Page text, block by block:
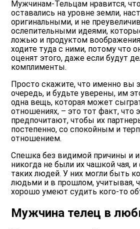
Мужчинам-Тельцам нравится,
оставались на уровне земли,
оригинальными, и не
ослепительными идеями,
ложью и продуктом
ходите туда с ними, потому что
оценят этого, даже если будут
комплименты.
Просто скажите, что именно вы
очередь, и будьте уверены, им
одна вещь, которая может
отношениях, – это тот факт, что
предпочитают, чтобы их
постепенно, со спокойным и
отношением.
Спешка без видимой причины и
никогда не были их чашкой чая,
таких людей. У них могли быть
людьми и в прошлом, учитывая,
хорошо умеют судить кого-то
Мужчина телец в